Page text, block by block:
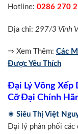
Hotline: 0286 270
Địa chỉ: 297/3 Vĩnh
⇒ Xem Thêm: Các
Được Yêu Thích
Đại Lý Võng Xếp
Cỡ Đại Chính
∗ Siêu Thị Việt
Đại lý phân phối các